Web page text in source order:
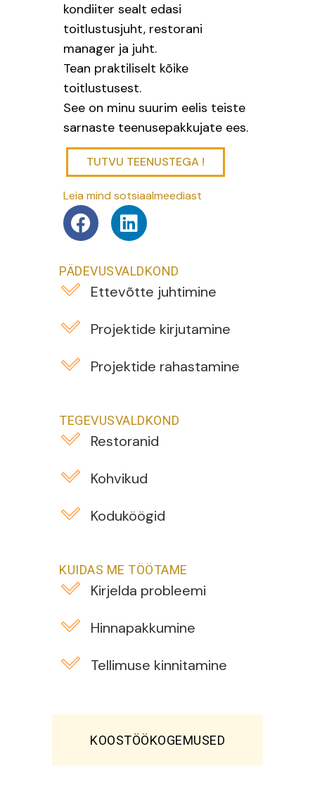
kondiiter sealt edasi
toitlustusjuht, restorani
manager ja juht.
Tean praktiliselt kõike
toitlustusest.
See on minu suurim eelis teiste
sarnaste teenusepakkujate ees.
TUTVU TEENUSTEGA !
Leia mind sotsiaalmeediast
PÄDEVUSVALDKOND
Ettevõtte juhtimine
Projektide kirjutamine
Projektide rahastamine
TEGEVUSVALDKOND
Restoranid
Kohvikud
Koduköögid
KUIDAS ME TÖÖTAME
Kirjelda probleemi
Hinnapakkumine
Tellimuse kinnitamine
KOOSTÖÖKOGEMUSED